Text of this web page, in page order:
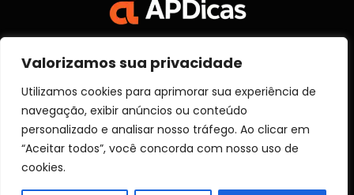
Valorizamos sua privacidade
Utilizamos cookies para aprimorar sua experiência de
navegação, exibir anúncios ou conteúdo
personalizado e analisar nosso tráfego. Ao clicar em
“Aceitar todos”, você concorda com nosso uso de
cookies.
(Twitter)
SOBRE NÓS
POLITICA DE PRIVACIDADE
TERMOS DE USO